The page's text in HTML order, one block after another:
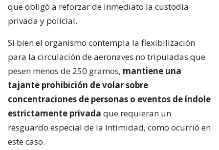
que obligó a reforzar de inmediato la custodia
privada y policial.
Si bien el organismo contempla la flexibilización
para la circulación de aeronaves no tripuladas que
pesen menos de 250 gramos, mantiene una
tajante prohibición de volar sobre
concentraciones de personas o eventos de índole
estrictamente privada que requieran un
resguardo especial de la intimidad, como ocurrió en
este caso.